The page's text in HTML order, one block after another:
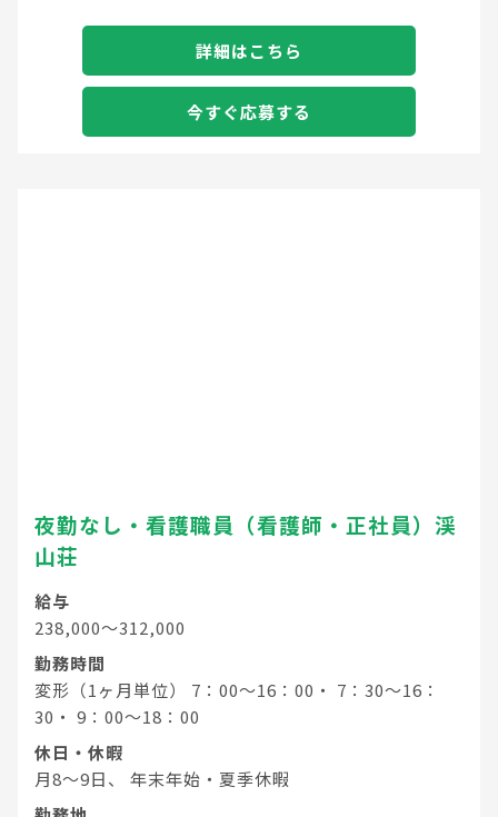
詳細はこちら
今すぐ応募する
夜勤なし・看護職員（看護師・正社員）渓
山荘
給与
238,000～312,000
勤務時間
変形（1ヶ月単位） 7：00～16：00・ 7：30～16：
30・ 9：00～18：00
休日・休暇
月8～9日、 年末年始・夏季休暇